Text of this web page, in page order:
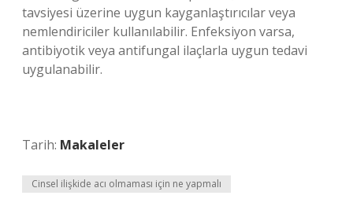
tavsiyesi üzerine uygun kayganlaştırıcılar veya
nemlendiriciler kullanılabilir. Enfeksiyon varsa,
antibiyotik veya antifungal ilaçlarla uygun tedavi
uygulanabilir.
Tarih: Makaleler
Cinsel ilişkide acı olmaması için ne yapmalı